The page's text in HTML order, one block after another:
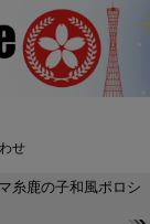
せ
糸鹿の子和風ポロシ